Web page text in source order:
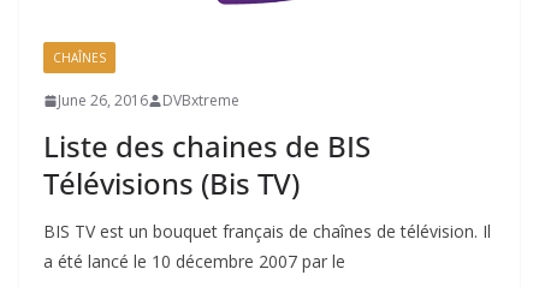
CHAÎNES
June 26, 2016 DVBxtreme
Liste des chaines de BIS
Télévisions (Bis TV)
BIS TV est un bouquet français de chaînes de télévision. Il
a été lancé le 10 décembre 2007 par le